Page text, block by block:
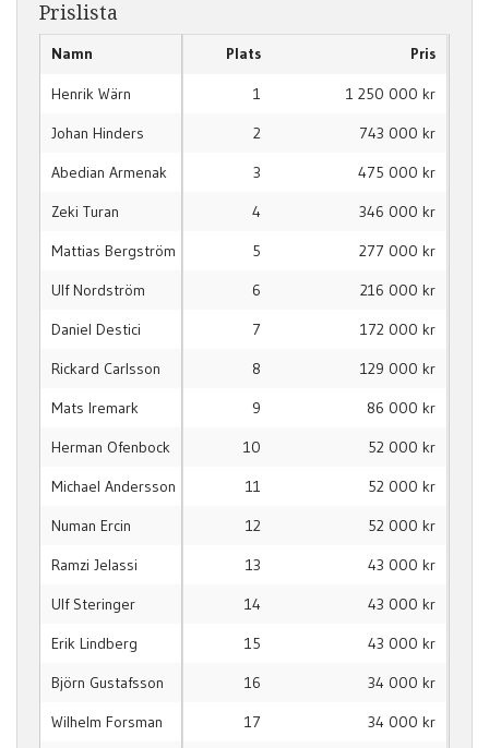
Prislista
Plats Pris
1
1 250 000 kr
2
743 000 kr
3
475 000 kr
4
346 000 kr
5
277 000 kr
6
216 000 kr
7
172 000 kr
8
129 000 kr
9
86 000 kr
10
52 000 kr
11
52 000 kr
12
52 000 kr
13
43 000 kr
14
43 000 kr
15
43 000 kr
16
34 000 kr
17
34 000 kr
Namn
Henrik Wärn
Johan Hinders
Abedian Armenak
Zeki Turan
Mattias Bergström
Ulf Nordström
Daniel Destici
Rickard Carlsson
Mats Iremark
Herman Ofenbock
Michael Andersson
Numan Ercin
Ramzi Jelassi
Ulf Steringer
Erik Lindberg
Björn Gustafsson
Wilhelm Forsman